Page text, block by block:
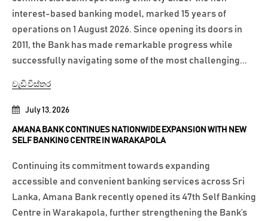
July 13, 2026
AMANA BANK CONTINUES NATIONWIDE EXPANSION WITH NEW
SELF BANKING CENTRE IN WARAKAPOLA
Continuing its commitment towards expanding
accessible and convenient banking services across Sri
Lanka, Amana Bank recently opened its 47th Self Banking
Centre in Warakapola, further strengthening the Bank’s
interest-based banking model, marked 15 years of
operations on 1 August 2026. Since opening its doors in
2011, the Bank has made remarkable progress while
successfully navigating some of the most challenging...
වැඩි විස්තර